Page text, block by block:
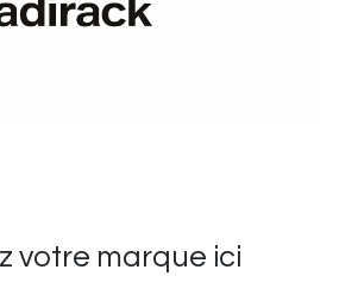
votre marque ici